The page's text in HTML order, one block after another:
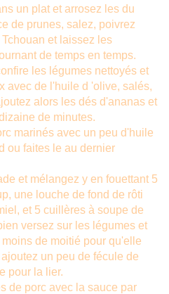
un plat et arrosez les du
de prunes, salez, poivrez
et laissez les
de temps en temps.
les légumes nettoyés et
avec de l'huile d 'olive, salés,
alors les dés d'ananas et
de minutes.
marinés avec un peu d'huile
ou faites le au dernier
et mélangez y en fouettant 5
une louche de fond de rôti
et 5 cuillères à soupe de
versez sur les légumes et
de moitié pour qu'elle
un peu de fécule de
pour la lier.
de porc avec la sauce par